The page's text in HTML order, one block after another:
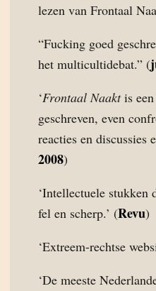
lezen van Frontaal
“Fucking goed
het multicultidebat.” (
‘Frontaal Naaktis een
geschreven, even
reacties en discussies
2008)
‘Intellectuele stukken
fel en scherp.’ (Revu)
‘Extreem-rechtse
‘De meeste